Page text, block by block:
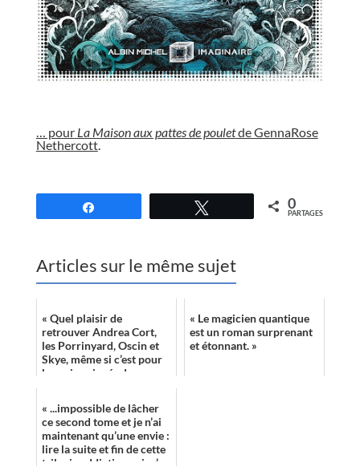
… pour La Maison aux pattes de pouletde GennaRose
Nethercott.
0
PARTAGES
Articles sur le même sujet
« Quel plaisir de
retrouver Andrea Cort,
les Porrinyard, Oscin et
Skye, même si c’est pour
les voir coincés dans un
« Le magicien quantique
est un roman surprenant
et étonnant. »
« ...impossible de lâcher
ce second tome et je n’ai
maintenant qu’une envie :
lire la suite et fin de cette
trilogie addictive qui m’a